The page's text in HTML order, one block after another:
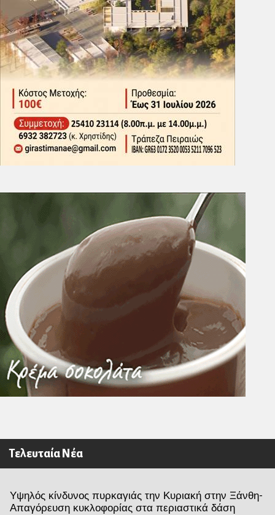
Τελευταία Νέα
Υψηλός κίνδυνος πυρκαγιάς την Κυριακή στην Ξάνθη-
Απαγόρευση κυκλοφορίας στα περιαστικά δάση